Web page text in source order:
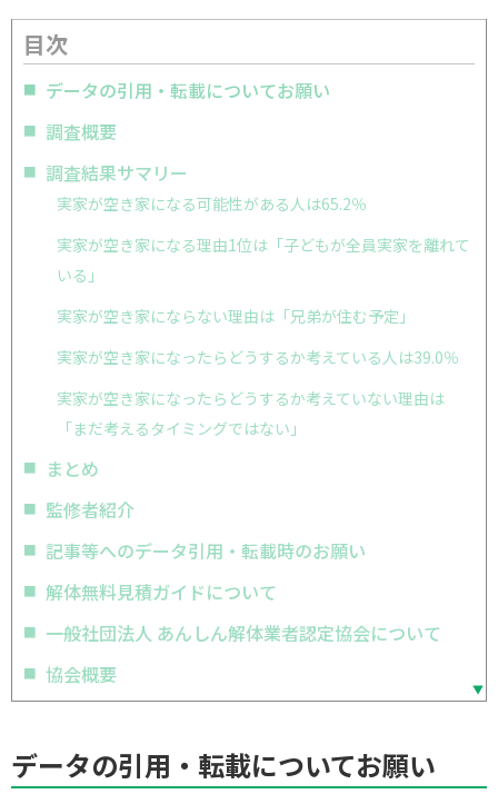
目次
データの引用・転載についてお願い
調査概要
調査結果サマリー
実家が空き家になる可能性がある人は65.2％
実家が空き家になる理由1位は「子どもが全員実家を離れて
いる」
実家が空き家にならない理由は「兄弟が住む予定」
実家が空き家になったらどうするか考えている人は39.0％
実家が空き家になったらどうするか考えていない理由は
「まだ考えるタイミングではない」
まとめ
監修者紹介
記事等へのデータ引用・転載時のお願い
解体無料見積ガイドについて
一般社団法人 あんしん解体業者認定協会について
協会概要
データの引用・転載についてお願い